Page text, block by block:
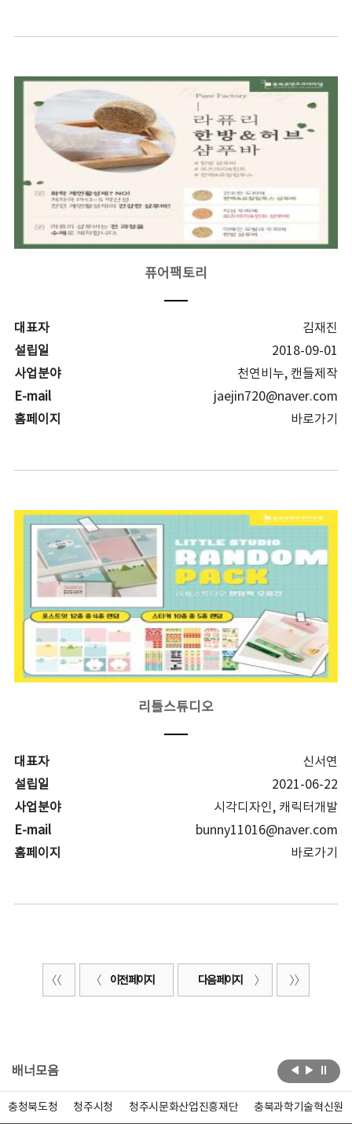
퓨어팩토리
대표자
김재진
설립일
2018-09-01
사업분야
천연비누, 캔들제작
E-mail
jaejin720@naver.com
홈페이지
바로가기
리틀스튜디오
대표자
신서연
설립일
2021-06-22
사업분야
시각디자인, 캐릭터개발
E-mail
bunny11016@naver.com
홈페이지
바로가기
이전 페이지 다음 페이지
배너모음
충청북도청 청주시청 청주시문화산업진흥재단 충북과학기술혁신원